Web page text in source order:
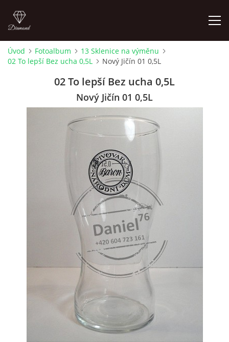
ÚVOD
SKLENICE NA VÝMĚNU
KOUPÍM STARŠÍ PIVNÍ SKLENICE 604 723 161
Daniel Česká Republika
Koupím starší pivní sklenice z českých pivovarů a jiné pivní relikvie.
Jednotlivě i celé sbírky pivního skla.Dobře zaplatím.Po domluvě za
Vámi kdykoli a kamkoli rád přijedu.Předem Vám děkuji za
nabídky.Volejte prosím na tel.: 604 723 161 (stačí prozvonit zavolám
Vám zpět) nebo pište na email: Dandan76@seznam.cz
Úvod Fotoalbum
13 Sklenice na výměnu
02 To lepší Bez ucha 0,5L
Nový Jičín 01 0,5L
02 To lepší Bez ucha 0,5L
Nový Jičín 01 0,5L